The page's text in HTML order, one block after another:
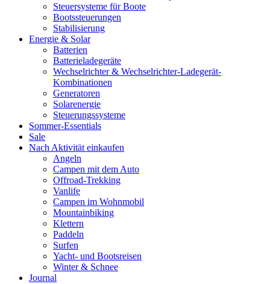
Steuersysteme für Boote
Bootssteuerungen
Stabilisierung
Energie & Solar
Batterien
Batterieladegeräte
Wechselrichter & Wechselrichter-Ladegerät-
Kombinationen
Generatoren
Solarenergie
Steuerungssysteme
Sommer-Essentials
Sale
Nach Aktivität einkaufen
Angeln
Campen mit dem Auto
Offroad-Trekking
Vanlife
Campen im Wohnmobil
Mountainbiking
Klettern
Paddeln
Surfen
Yacht- und Bootsreisen
Winter & Schnee
Journal